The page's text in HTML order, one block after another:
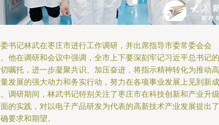
书记林武在枣庄市进行工作调研，并出席指导市委常委会会
他在调研和会议中强调，全市上下要深刻牢记习近平总书记的
嘱托，进一步凝聚共识、加压奋进，将指示精神转化为推动高
发展的强大动力和务实行动，努力在各项事业发展上见到新成
调研期间，林武书记特别关注了枣庄市在科技创新和产业升级
的实践，对以电子产品研发为代表的高新技术产业发展提出了
要求和期望。